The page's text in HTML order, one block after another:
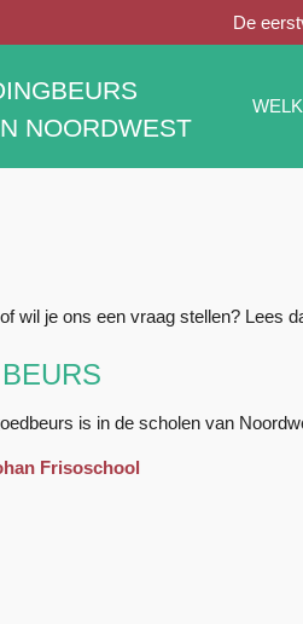
De
NOORDWEST
wil je ons een vraag stellen? Lees
is in de scholen van
Frisoschool